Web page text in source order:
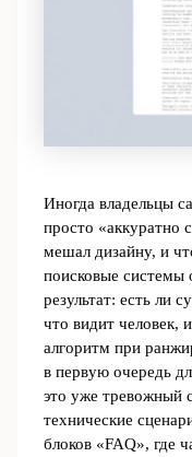
Иногда владельцы
просто «аккуратно
мешал дизайну, и
поисковые системы
результат: есть ли
что видит человек,
алгоритм при
в первую очередь
это уже тревожный
технические
блоков «FAQ», где